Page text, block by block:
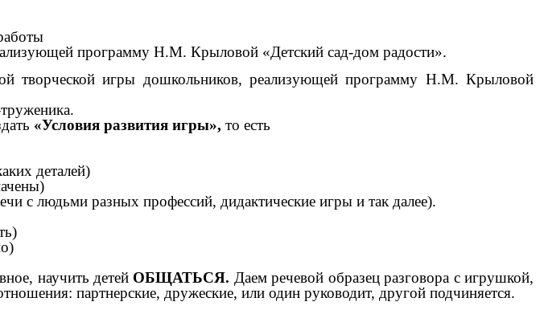
программу Н.М. Крыловой «Детский сад-дом радости».
творческой игры дошкольников, реализующей программу Н.М. Крыловой
«Условия развития игры», то есть
деталей)
с людьми разных профессий, дидактические игры и так далее).
научить детей ОБЩАТЬСЯ. Даем речевой образец разговора с игрушкой,
партнерские, дружеские, или один руководит, другой подчиняется.